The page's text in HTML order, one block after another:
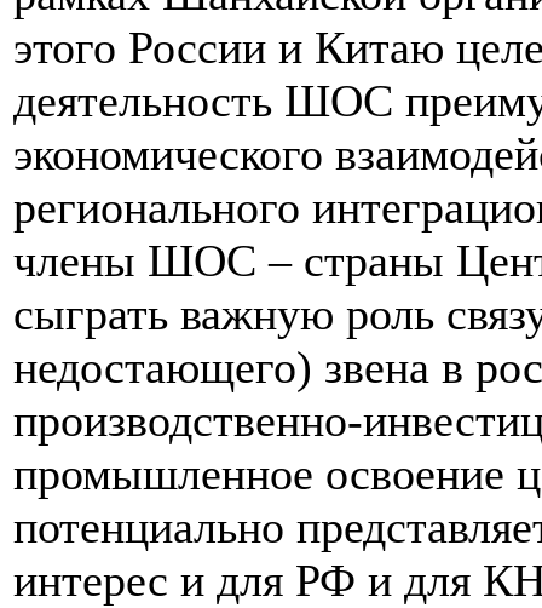
этого России и Китаю
деятельность ШОС
экономического
регионального
члены ШОС – страны
сыграть важную роль
недостающего) звена в
производственно-
промышленное освоение
потенциально
интерес и для РФ и для